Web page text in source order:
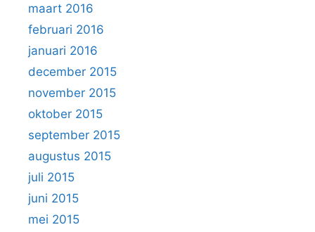
maart 2016
februari 2016
januari 2016
december 2015
november 2015
oktober 2015
september 2015
augustus 2015
juli 2015
juni 2015
mei 2015